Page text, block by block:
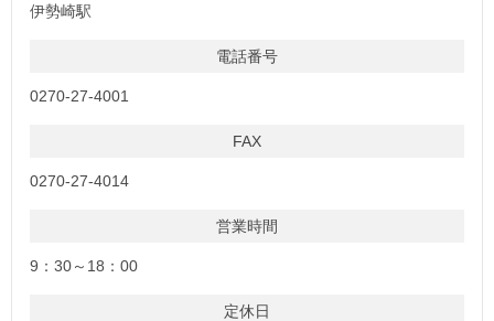
伊勢崎駅
電話番号
0270-27-4001
FAX
0270-27-4014
営業時間
9：30～18：00
定休日